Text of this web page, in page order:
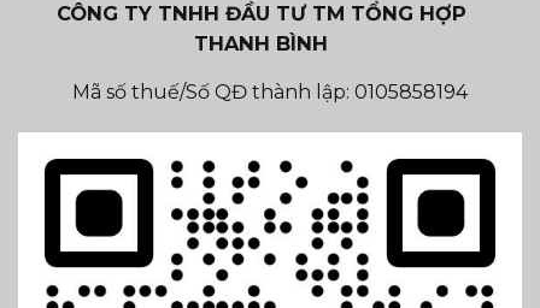
CÔNG TY TNHH ĐẦU TƯ TM TỔNG HỢP
THANH BÌNH
Mã số thuế/Số QĐ thành lập: 0105858194